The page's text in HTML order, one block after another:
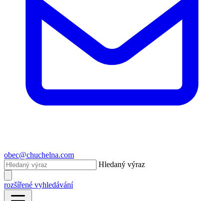
obec@chuchelna.com
Hledaný výraz
rozšířené vyhledávání